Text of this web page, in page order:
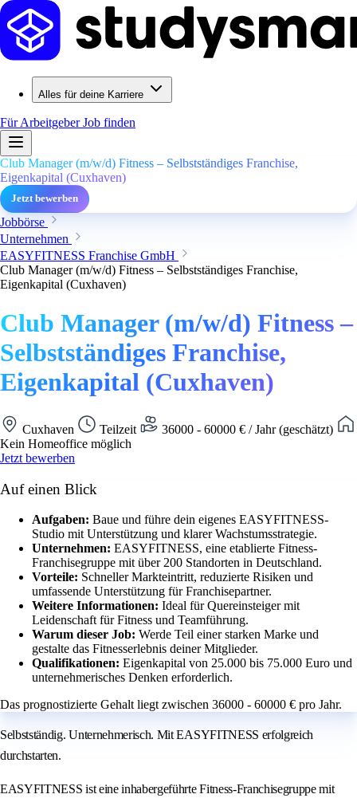
Alles für deine Karriere
Für ArbeitgeberJob finden
Club Manager (m/w/d) Fitness – Selbstständiges Franchise,
Eigenkapital (Cuxhaven)
Jetzt bewerben
Jobbörse
Unternehmen
EASYFITNESS Franchise GmbH
Club Manager (m/w/d) Fitness – Selbstständiges Franchise,
Eigenkapital (Cuxhaven)
Club Manager (m/w/d) Fitness –
Selbstständiges Franchise,
Eigenkapital (Cuxhaven)
Cuxhaven Teilzeit
36000 - 60000 € / Jahr (geschätzt)
Kein Homeoffice möglich
Jetzt bewerben
Auf einen Blick
Aufgaben: Baue und führe dein eigenes EASYFITNESS-
Studio mit Unterstützung und klarer Wachstumsstrategie.
Unternehmen: EASYFITNESS, eine etablierte Fitness-
Franchisegruppe mit über 200 Standorten in Deutschland.
Vorteile: Schneller Markteintritt, reduzierte Risiken und
umfassende Unterstützung für Franchisepartner.
Weitere Informationen: Ideal für Quereinsteiger mit
Leidenschaft für Fitness und Teamführung.
Warum dieser Job: Werde Teil einer starken Marke und
gestalte das Fitnesserlebnis deiner Mitglieder.
Qualifikationen: Eigenkapital von 25.000 bis 75.000 Euro und
unternehmerisches Denken erforderlich.
Das prognostizierte Gehalt liegt zwischen 36000 - 60000 € pro Jahr.
Selbstständig. Unternehmerisch. Mit EASYFITNESS erfolgreich
durchstarten.
EASYFITNESS ist eine inhabergeführte Fitness-Franchisegruppe mit